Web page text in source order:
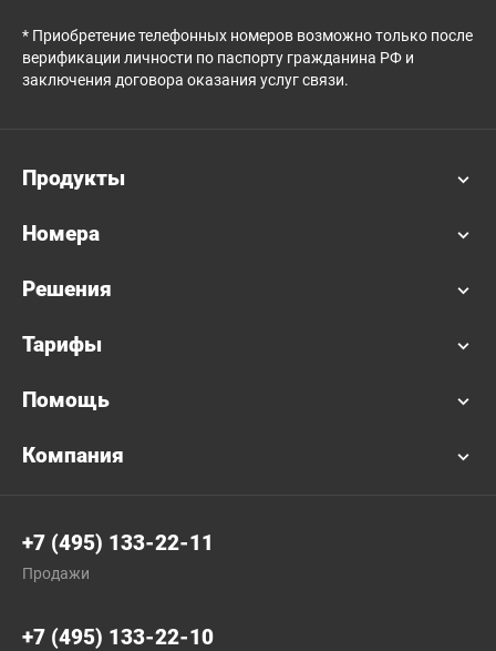
* Приобретение телефонных номеров возможно только после
верификации личности по паспорту гражданина РФ и
заключения договора оказания услуг связи.
Продукты
Номера
Решения
Тарифы
Помощь
Компания
+7 (495) 133-22-11
Продажи
+7 (495) 133-22-10